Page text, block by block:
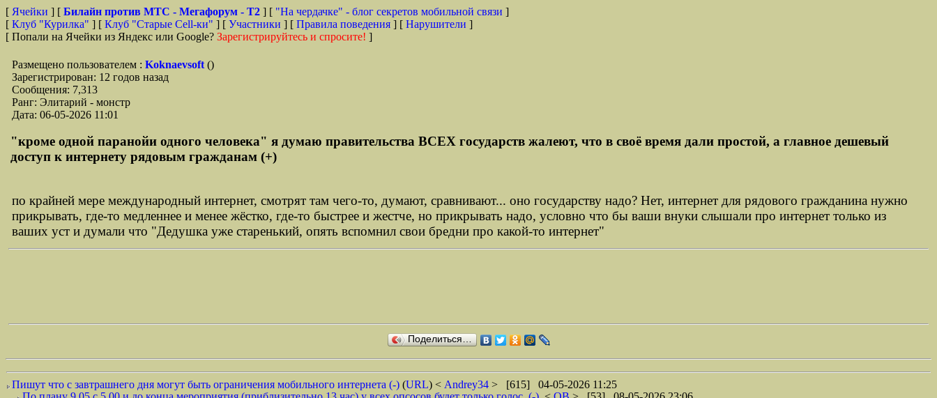
[ Ячейки ] [ Билайн против МТС - Мегафорум - T2 ] [ "На чердачке" - блог секретов мобильной связи ]
[ Клуб "Курилка" ] [ Клуб "Старые Сell-ки" ] [ Участники ] [ Правила поведения ] [ Нарушители ]
[ Попали на Ячейки из Яндекс или Google? Зарегистрируйтесь и спросите! ]
Размещено пользователем : Koknaevsoft ()
Зарегистрирован: 12 годов назад
Сообщения: 7,313
Ранг: Элитарий - монстр
Дата: 06-05-2026 11:01
"кроме одной паранойи одного человека" я думаю правительства ВСЕХ государств жалеют, что в своё время дали простой, а главное дешевый
доступ к интернету рядовым гражданам (+)
по крайней мере международный интернет, смотрят там чего-то, думают, сравнивают... оно государству надо? Нет, интернет для рядового гражданина нужно
прикрывать, где-то медленнее и менее жёстко, где-то быстрее и жестче, но прикрывать надо, условно что бы ваши внуки слышали про интернет только из
ваших уст и думали что "Дедушка уже старенький, опять вспомнил свои бредни про какой-то интернет"
Поделиться…
Пишут что с завтрашнего дня могут быть ограничения мобильного интернета (-) (URL) < Andrey34 > [615] 04-05-2026 11:25